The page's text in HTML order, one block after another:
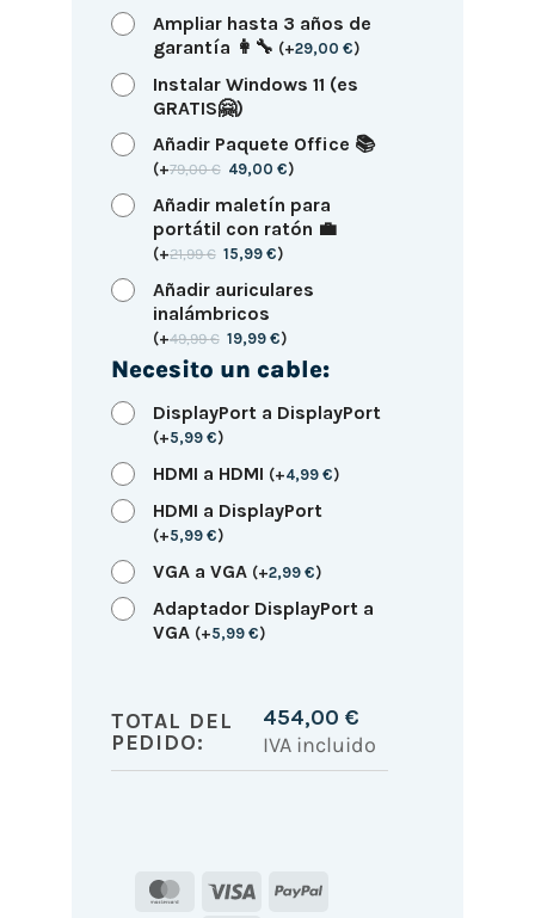
Ampliar hasta 3 años de
garantía 👩‍🔧 (+29,00 €)
Instalar Windows 11 (es
GRATIS🤗)
Añadir Paquete Office 📚
(+79,00€ 49,00€)
Añadir maletín para
portátil con ratón 💼
(+21,99€ 15,99€)
Añadir auriculares
inalámbricos
(+49,99€ 19,99€)
Necesito un cable:
DisplayPort a DisplayPort
(+5,99 €)
HDMI a HDMI (+4,99 €)
HDMI a DisplayPort
(+5,99 €)
VGA a VGA (+2,99 €)
Adaptador DisplayPort a
VGA (+5,99 €)
TOTAL DEL
PEDIDO:
454,00 €
IVA incluido
MasterCard
Visa
PayPal